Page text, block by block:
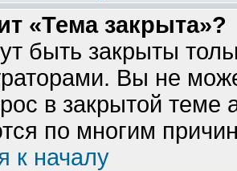
«Тема закрыта»?
быть закрыты
Вы не
в закрытой теме
по многим
к началу